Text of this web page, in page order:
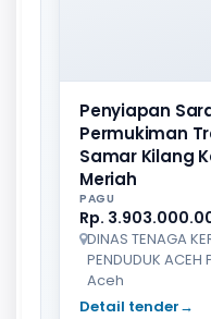
Penyiapan
Permukiman
Samar Kilang
Meriah
PAGU
Rp.
DINAS TENAGA
PENDUDUK
Aceh
Detail tender→